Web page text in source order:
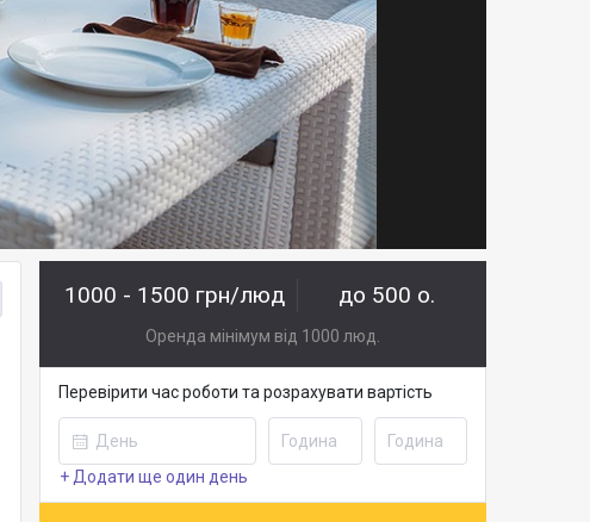
1000 - 1500 грн/люд до 500 о.
Оренда мінімум від 1000 люд.
Перевірити час роботи та розрахувати вартість
+ Додати ще один день